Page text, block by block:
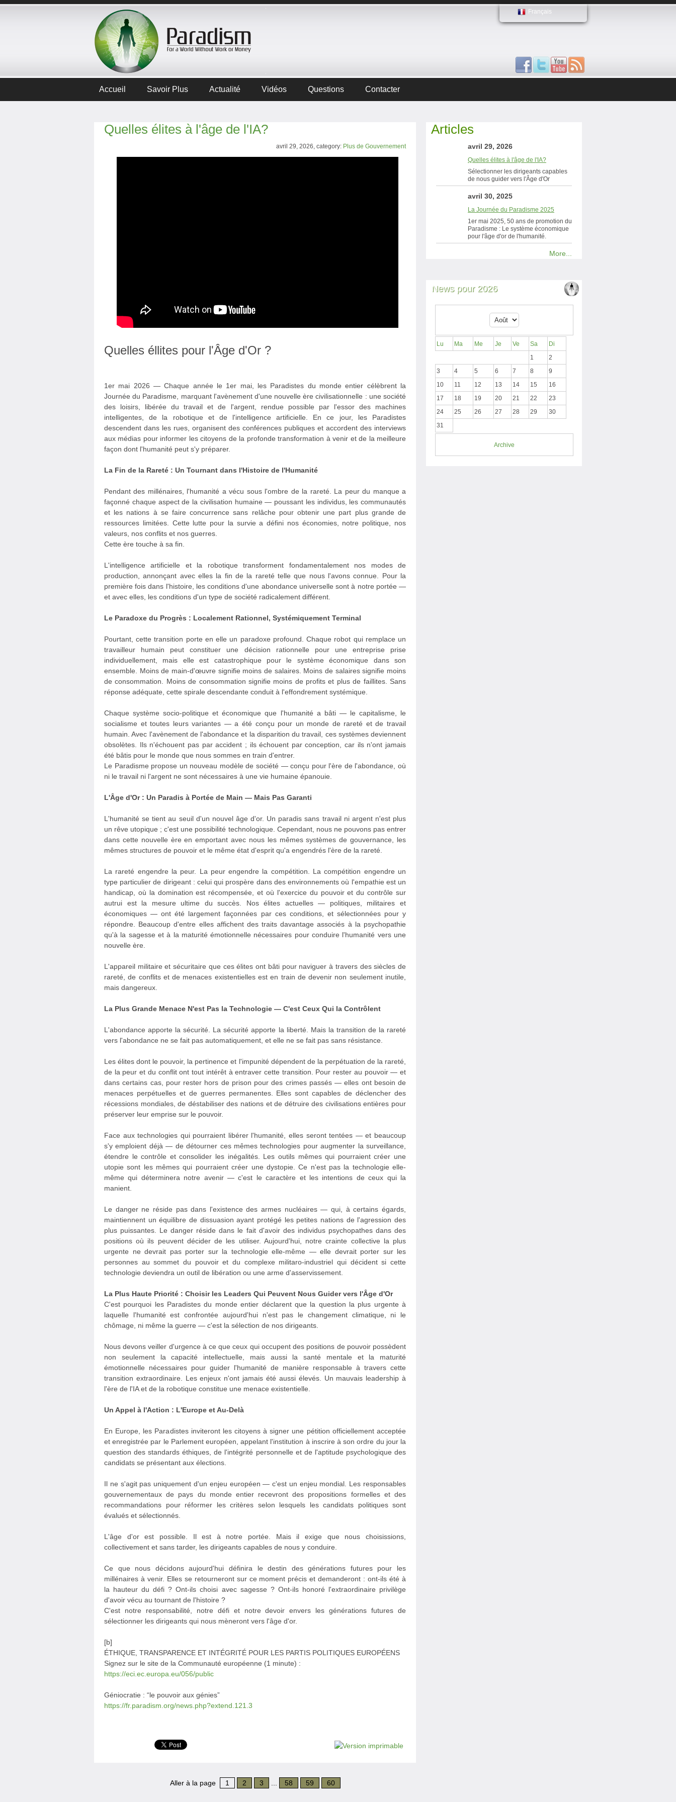
Français
Accueil Savoir Plus Actualité Vidéos Questions Contacter
Quelles élites à l'âge de l'IA?
avril 29, 2026, category: Plus de Gouvernement
Quelles éllites pour l'Âge d'Or ?
1er mai 2026 — Chaque année le 1er mai, les Paradistes du monde entier célèbrent la
Journée du Paradisme, marquant l'avènement d'une nouvelle ère civilisationnelle : une société
des loisirs, libérée du travail et de l'argent, rendue possible par l'essor des machines
intelligentes, de la robotique et de l'intelligence artificielle. En ce jour, les Paradistes
descendent dans les rues, organisent des conférences publiques et accordent des interviews
aux médias pour informer les citoyens de la profonde transformation à venir et de la meilleure
façon dont l'humanité peut s'y préparer.
La Fin de la Rareté : Un Tournant dans l'Histoire de l'Humanité
Pendant des millénaires, l'humanité a vécu sous l'ombre de la rareté. La peur du manque a
façonné chaque aspect de la civilisation humaine — poussant les individus, les communautés
et les nations à se faire concurrence sans relâche pour obtenir une part plus grande de
ressources limitées. Cette lutte pour la survie a défini nos économies, notre politique, nos
valeurs, nos conflits et nos guerres.
Cette ère touche à sa fin.
L'intelligence artificielle et la robotique transforment fondamentalement nos modes de
production, annonçant avec elles la fin de la rareté telle que nous l'avons connue. Pour la
première fois dans l'histoire, les conditions d'une abondance universelle sont à notre portée —
et avec elles, les conditions d'un type de société radicalement différent.
Le Paradoxe du Progrès : Localement Rationnel, Systémiquement Terminal
Pourtant, cette transition porte en elle un paradoxe profound. Chaque robot qui remplace un
travailleur humain peut constituer une décision rationnelle pour une entreprise prise
individuellement, mais elle est catastrophique pour le système économique dans son
ensemble. Moins de main-d'œuvre signifie moins de salaires. Moins de salaires signifie moins
de consommation. Moins de consommation signifie moins de profits et plus de faillites. Sans
réponse adéquate, cette spirale descendante conduit à l'effondrement systémique.
Chaque système socio-politique et économique que l'humanité a bâti — le capitalisme, le
socialisme et toutes leurs variantes — a été conçu pour un monde de rareté et de travail
humain. Avec l'avènement de l'abondance et la disparition du travail, ces systèmes deviennent
obsolètes. Ils n'échouent pas par accident ; ils échouent par conception, car ils n'ont jamais
été bâtis pour le monde que nous sommes en train d'entrer.
Le Paradisme propose un nouveau modèle de société — conçu pour l'ère de l'abondance, où
ni le travail ni l'argent ne sont nécessaires à une vie humaine épanouie.
L'Âge d'Or : Un Paradis à Portée de Main — Mais Pas Garanti
L'humanité se tient au seuil d'un nouvel âge d'or. Un paradis sans travail ni argent n'est plus
un rêve utopique ; c'est une possibilité technologique. Cependant, nous ne pouvons pas entrer
dans cette nouvelle ère en emportant avec nous les mêmes systèmes de gouvernance, les
mêmes structures de pouvoir et le même état d'esprit qu'a engendrés l'ère de la rareté.
La rareté engendre la peur. La peur engendre la compétition. La compétition engendre un
type particulier de dirigeant : celui qui prospère dans des environnements où l'empathie est un
handicap, où la domination est récompensée, et où l'exercice du pouvoir et du contrôle sur
autrui est la mesure ultime du succès. Nos élites actuelles — politiques, militaires et
économiques — ont été largement façonnées par ces conditions, et sélectionnées pour y
répondre. Beaucoup d'entre elles affichent des traits davantage associés à la psychopathie
qu'à la sagesse et à la maturité émotionnelle nécessaires pour conduire l'humanité vers une
nouvelle ère.
L'appareil militaire et sécuritaire que ces élites ont bâti pour naviguer à travers des siècles de
rareté, de conflits et de menaces existentielles est en train de devenir non seulement inutile,
mais dangereux.
La Plus Grande Menace N'est Pas la Technologie — C'est Ceux Qui la Contrôlent
L'abondance apporte la sécurité. La sécurité apporte la liberté. Mais la transition de la rareté
vers l'abondance ne se fait pas automatiquement, et elle ne se fait pas sans résistance.
Les élites dont le pouvoir, la pertinence et l'impunité dépendent de la perpétuation de la rareté,
de la peur et du conflit ont tout intérêt à entraver cette transition. Pour rester au pouvoir — et
dans certains cas, pour rester hors de prison pour des crimes passés — elles ont besoin de
menaces perpétuelles et de guerres permanentes. Elles sont capables de déclencher des
récessions mondiales, de déstabiliser des nations et de détruire des civilisations entières pour
préserver leur emprise sur le pouvoir.
Face aux technologies qui pourraient libérer l'humanité, elles seront tentées — et beaucoup
s'y emploient déjà — de détourner ces mêmes technologies pour augmenter la surveillance,
étendre le contrôle et consolider les inégalités. Les outils mêmes qui pourraient créer une
utopie sont les mêmes qui pourraient créer une dystopie. Ce n'est pas la technologie elle-
même qui déterminera notre avenir — c'est le caractère et les intentions de ceux qui la
manient.
Le danger ne réside pas dans l'existence des armes nucléaires — qui, à certains égards,
maintiennent un équilibre de dissuasion ayant protégé les petites nations de l'agression des
plus puissantes. Le danger réside dans le fait d'avoir des individus psychopathes dans des
positions où ils peuvent décider de les utiliser. Aujourd'hui, notre crainte collective la plus
urgente ne devrait pas porter sur la technologie elle-même — elle devrait porter sur les
personnes au sommet du pouvoir et du complexe militaro-industriel qui décident si cette
technologie deviendra un outil de libération ou une arme d'asservissement.
La Plus Haute Priorité : Choisir les Leaders Qui Peuvent Nous Guider vers l'Âge d'Or
C'est pourquoi les Paradistes du monde entier déclarent que la question la plus urgente à
laquelle l'humanité est confrontée aujourd'hui n'est pas le changement climatique, ni le
chômage, ni même la guerre — c'est la sélection de nos dirigeants.
Nous devons veiller d'urgence à ce que ceux qui occupent des positions de pouvoir possèdent
non seulement la capacité intellectuelle, mais aussi la santé mentale et la maturité
émotionnelle nécessaires pour guider l'humanité de manière responsable à travers cette
transition extraordinaire. Les enjeux n'ont jamais été aussi élevés. Un mauvais leadership à
l'ère de l'IA et de la robotique constitue une menace existentielle.
Un Appel à l'Action : L'Europe et Au-Delà
En Europe, les Paradistes inviteront les citoyens à signer une pétition officiellement acceptée
et enregistrée par le Parlement européen, appelant l'institution à inscrire à son ordre du jour la
question des standards éthiques, de l'intégrité personnelle et de l'aptitude psychologique des
candidats se présentant aux élections.
Il ne s'agit pas uniquement d'un enjeu européen — c'est un enjeu mondial. Les responsables
gouvernementaux de pays du monde entier recevront des propositions formelles et des
recommandations pour réformer les critères selon lesquels les candidats politiques sont
évalués et sélectionnés.
L'âge d'or est possible. Il est à notre portée. Mais il exige que nous choisissions,
collectivement et sans tarder, les dirigeants capables de nous y conduire.
Ce que nous décidons aujourd'hui définira le destin des générations futures pour les
millénaires à venir. Elles se retourneront sur ce moment précis et demanderont : ont-ils été à
la hauteur du défi ? Ont-ils choisi avec sagesse ? Ont-ils honoré l'extraordinaire privilège
d'avoir vécu au tournant de l'histoire ?
C'est notre responsabilité, notre défi et notre devoir envers les générations futures de
sélectionner les dirigeants qui nous mèneront vers l'âge d'or.
[b]
ÉTHIQUE, TRANSPARENCE ET INTÉGRITÉ POUR LES PARTIS POLITIQUES EUROPÉENS
Signez sur le site de la Communauté européenne (1 minute) :
https://eci.ec.europa.eu/056/public
Géniocratie : “le pouvoir aux génies”
https://fr.paradism.org/news.php?extend.121.3
Aller à la page 1 2 3 58 59 60
Articles
avril 29, 2026
Quelles élites à l'âge de l'IA?
Sélectionner les dirigeants capables
de nous guider vers l'Âge d'Or
avril 30, 2025
La Journée du Paradisme 2025
1er mai 2025, 50 ans de promotion du
Paradisme : Le système économique
pour l'âge d'or de l'humanité.
More...
News pour 2026
Lu Ma Me Je Ve Sa
Di
1
2
3
4 5 6 7 8
9
10
11 12 13 14 15
16
17
18 19 20 21 22
23
24
25 26 27 28 29
30
31
Archive